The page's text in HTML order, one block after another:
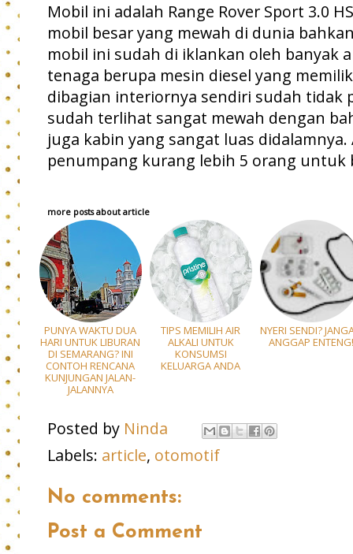
Mobil ini adalah Range Rover Sport 3.0
mobil besar yang mewah di dunia
mobil ini sudah di iklankan oleh banyak
tenaga berupa mesin diesel yang
dibagian interiornya sendiri sudah tidak
sudah terlihat sangat mewah dengan
juga kabin yang sangat luas didalamnya.
penumpang kurang lebih 5 orang untuk
more posts about article
PUNYA WAKTU DUA
HARI UNTUK LIBURAN
DI SEMARANG? INI
CONTOH RENCANA
KUNJUNGAN JALAN-
JALANNYA
TIPS MEMILIH AIR
ALKALI UNTUK
KONSUMSI
KELUARGA ANDA
NYERI SENDI?
ANGGAP ENTENG!
Posted by Ninda
Labels: article, otomotif
No comments:
Post a Comment